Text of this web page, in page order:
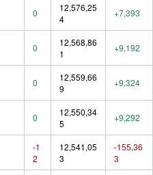
0
12,576,25
4
+7,393
0
12,568,86
1
+9,192
0
12,559,66
9
+9,324
0
12,550,34
5
+9,292
-1
2
12,541,05
3
-155,36
3